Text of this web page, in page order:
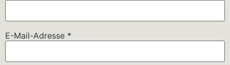
E-Mail-Adresse *